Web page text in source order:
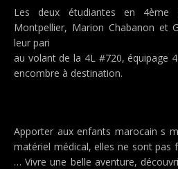
Les deux étudiantes en 4ème
Montpellier, Marion Chabanon et
leur pari
au volant de la 4L #720, équipage
encombre à destination.
Apporter aux enfants marocain s
matériel médical, elles ne sont pas
… Vivre une belle aventure,